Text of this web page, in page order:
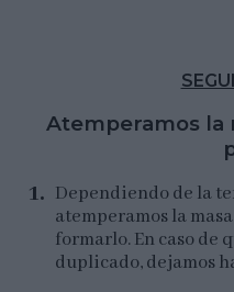
Atemperamos la
Dependiendo de la
atemperamos la
formarlo. En caso de
duplicado, dejamos